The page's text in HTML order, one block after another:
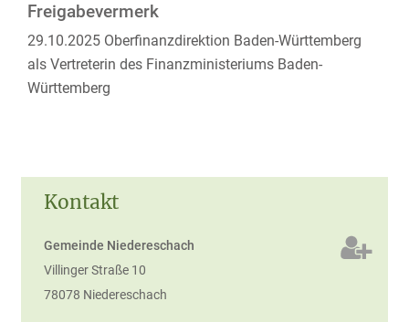
Kontakt
Gemeinde Niedereschach
Villinger Straße 10
78078 Niedereschach
Freigabevermerk
29.10.2025 Oberfinanzdirektion Baden-Württemberg
als Vertreterin des Finanzministeriums Baden-
Württemberg